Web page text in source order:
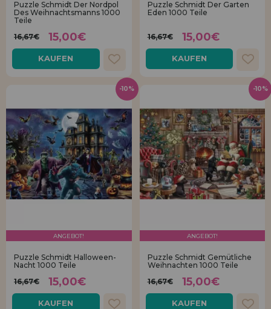
Los gehts! Wir haben auf dich gewartet.
HÄNDLERREGISTRIERUNG
Puzzle Schmidt Der Nordpol
Des Weihnachtsmanns 1000
Teile
16,67€
15,00€
KAUFEN
Puzzle Schmidt Der Garten
Eden 1000 Teile
16,67€ 15,00€
KAUFEN
ANGEBOT!
Puzzle Schmidt Halloween-
Nacht 1000 Teile
16,67€
15,00€
KAUFEN
-10%
ANGEBOT!
Puzzle Schmidt Gemütliche
Weihnachten 1000 Teile
16,67€
15,00€
KAUFEN
-10%